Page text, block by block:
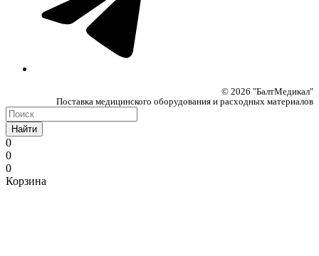
© 2026 "БалтМедикал"
Поставка медицинского оборудования и расходных материалов
Найти
0
0
0
Корзина